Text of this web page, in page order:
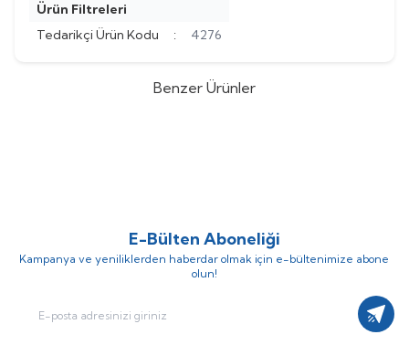
Ürün Filtreleri
Tedarikçi Ürün Kodu
: 4276
Benzer Ürünler
E-Bülten Aboneliği
Kampanya ve yeniliklerden haberdar olmak için e-bültenimize abone
olun!